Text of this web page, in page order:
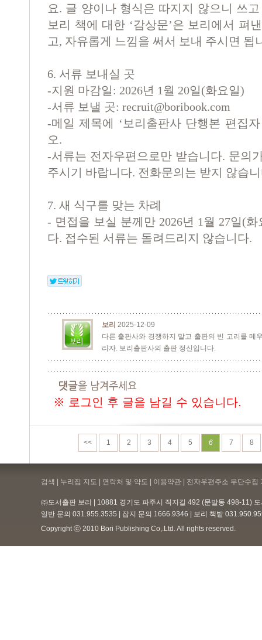
요. 글 양이나 형식은 따지지 않으니 쓰
보리 책에 대한 ‘감상문’은 보리에서 펴
고, 자유롭게 느낌을 써서 보내 주시면 됩
6. 서류 보내실 곳
-지원 마감일: 2026년 1 월 20일(화요일)
-서류 보낼 곳: recruit@boribook.com
-메일 제목에 ‘ 보리출판사 단행본 편집
오.
-서류는 전자우편으로만 받습니다. 문의
주시기 바랍니다. 전화문의는 받지 않습
7. 새 식구를 맞는 차례
- 면접을 보실 분께만 2026년 1 월 27일(화
다. 접수된 서류는 돌려드리지 않습니다.
보리 2025-12-09
다른 출판사와 경쟁하지 말고 출판의 빈 고리를 메
리자. 보리출판사의 출판 정신입니다.
※ 로그인 후 글을 남길 수 있습니다.
<< 1 2 3 4 5 6 7 8
검색 | 누리집 지도 | 연락처 및 약도 | 이용약관 | 전자우편주소 무단수집
㈜도서출판 보리 | 10881 경기도 파주시 직지길 492 (문발동 498-11)
일반 문의 031.955.3535 | 잡지 문의 1666.9346 | 보리 책밭
Copyright ⓒ 2010 Bori Publishing Co,.Ltd. All rights reserved.